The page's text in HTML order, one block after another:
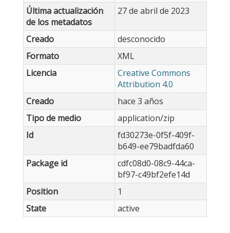
Última actualización
de los metadatos
27 de abril de 2023
Creado
desconocido
Formato
XML
Licencia
Creative Commons
Attribution 4.0
Creado
hace 3 años
Tipo de medio
application/zip
Id
fd30273e-0f5f-409f-
b649-ee79badfda60
Package id
cdfc08d0-08c9-44ca-
bf97-c49bf2efe14d
Position
1
State
active